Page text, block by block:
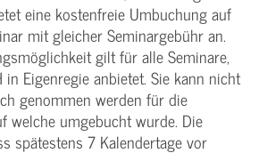
eine kostenfreie Umbuchung auf
mit gleicher Seminargebühr an.
gilt für alle Seminare,
Eigenregie anbietet. Sie kann nicht
genommen werden für die
welche umgebucht wurde. Die
spätestens 7 Kalendertage vor